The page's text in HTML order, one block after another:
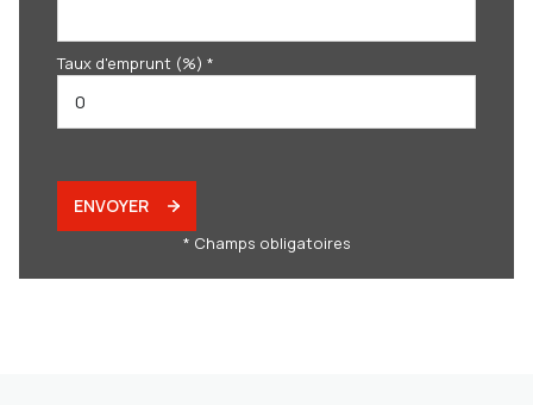
Taux d'emprunt (%) *
ENVOYER
* Champs obligatoires